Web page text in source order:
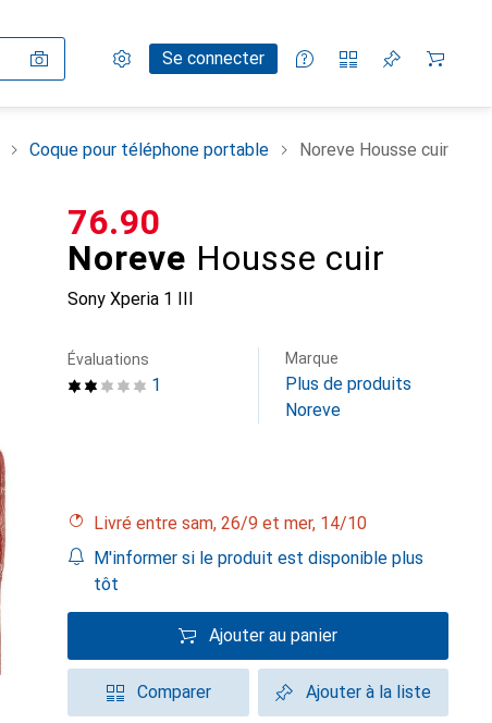
Paramètres
Compte clientSe connecter
Listes de comparaison
Listes d'envies
Panier
Coque pour téléphone portable Noreve Housse cuir
Noreve Housse cuir
Sony Xperia 1 III
CHF
76.90
1
Évaluations Marque
Plus de produits
Noreve
Livré entre sam, 26/9 et mer, 14/10
M'informer si le produit est disponible plus
tôt
Ajouter au panier
Comparer Ajouter à la liste